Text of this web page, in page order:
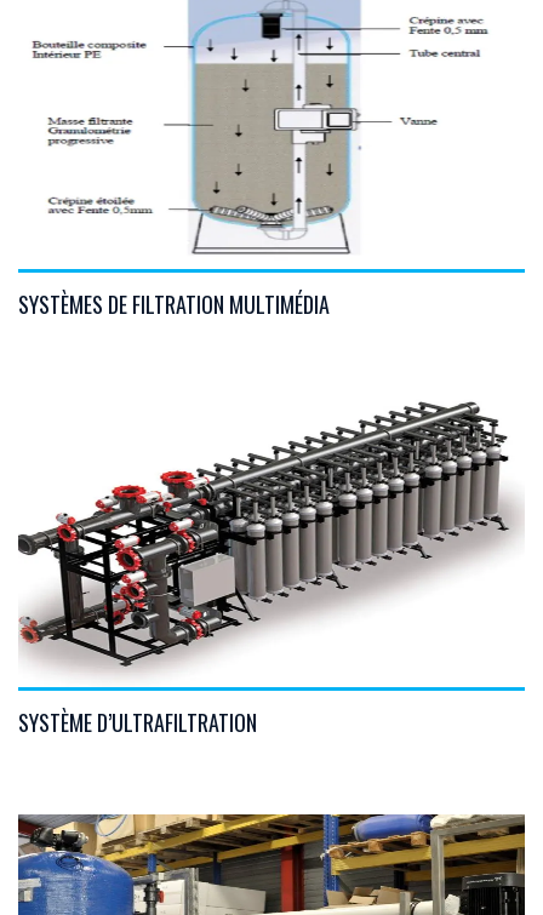
VIEW DETAILS
SYSTÈMES DE FILTRATION MULTIMÉDIA
VIEW DETAILS
SYSTÈME D’ULTRAFILTRATION